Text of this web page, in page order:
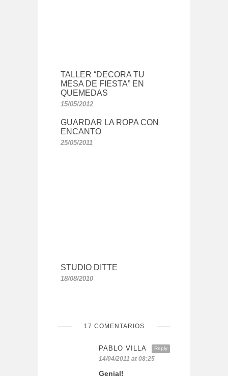
TALLER “DECORA TU
MESA DE FIESTA” EN
QUEMEDAS
15/05/2012
GUARDAR LA ROPA CON
ENCANTO
25/05/2011
STUDIO DITTE
18/08/2010
17 COMENTARIOS
Reply
PABLO VILLA
14/04/2011 at 08:25
Genial!